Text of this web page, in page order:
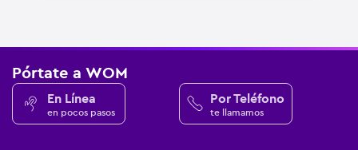
Pórtate a WOM
En Línea
en pocos pasos
Por Teléfono
te llamamos